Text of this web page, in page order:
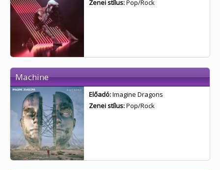
Zenei stílus:Pop/Rock
Machine
Előadó:Imagine Dragons
Zenei stílus:Pop/Rock